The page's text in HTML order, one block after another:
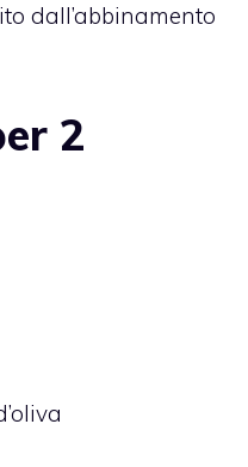
dall’abbinamento
2